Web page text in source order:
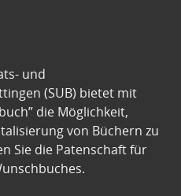
und
(SUB) bietet mit
die Möglichkeit,
von Büchern zu
Sie die Patenschaft für